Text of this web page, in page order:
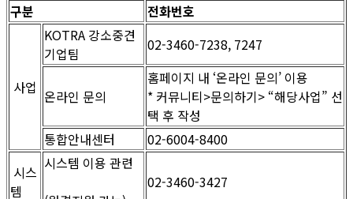
구분
전화번호
사업
KOTRA 강소중견
기업팀
02-3460-7238, 7247
온라인 문의
홈페이지 내 ‘온라인 문의’ 이용
* 커뮤니티>문의하기> “해당사업” 선
택 후 작성
통합안내센터
02-6004-8400
시스
템
시스템 이용 관련
02-3460-3427